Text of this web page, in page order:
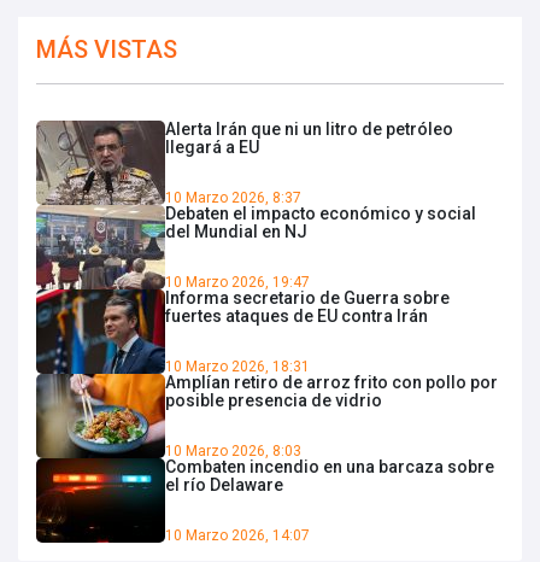
MÁS VISTAS
Alerta Irán que ni un litro de petróleo
llegará a EU
10 Marzo 2026, 8:37
Debaten el impacto económico y social
del Mundial en NJ
10 Marzo 2026, 19:47
Informa secretario de Guerra sobre
fuertes ataques de EU contra Irán
10 Marzo 2026, 18:31
Amplían retiro de arroz frito con pollo por
posible presencia de vidrio
10 Marzo 2026, 8:03
Combaten incendio en una barcaza sobre
el río Delaware
10 Marzo 2026, 14:07